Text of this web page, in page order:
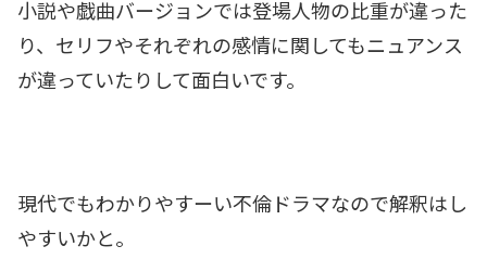
小説や戯曲バージョンでは登場人物の比重が違った
り、セリフやそれぞれの感情に関してもニュアンス
が違っていたりして面白いです。
現代でもわかりやすーい不倫ドラマなので解釈はし
やすいかと。